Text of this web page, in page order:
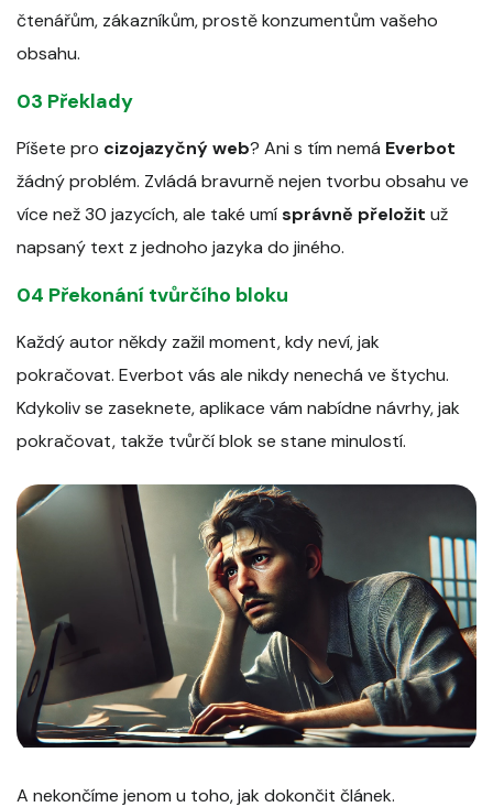
čtenářům, zákazníkům, prostě konzumentům vašeho
obsahu.
03 Překlady
Píšete pro cizojazyčný web? Ani s tím nemá Everbot
žádný problém. Zvládá bravurně nejen tvorbu obsahu ve
více než 30 jazycích, ale také umísprávně přeložit už
napsaný text z jednoho jazyka do jiného.
04 Překonání tvůrčího bloku
Každý autor někdy zažil moment, kdy neví, jak
pokračovat. Everbot vás ale nikdy nenechá ve štychu.
Kdykoliv se zaseknete, aplikace vám nabídne návrhy, jak
pokračovat, takže tvůrčí blok se stane minulostí.
A nekončíme jenom u toho, jak dokončit článek.